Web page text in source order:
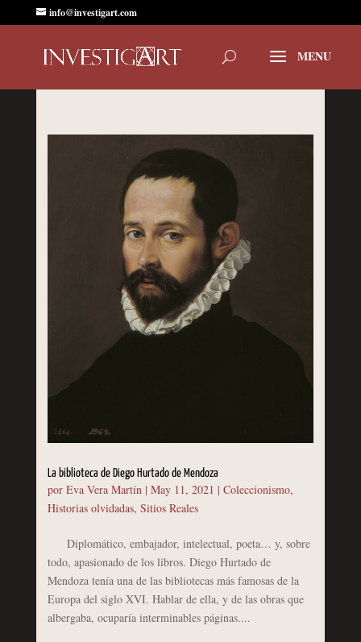
info@investigart.com
La biblioteca de Diego Hurtado de Mendoza
por Eva Vera Martín| May 11, 2021 | Coleccionismo,
Historias olvidadas, Sitios Reales
Diplomático, embajador, intelectual, poeta… y, sobre
todo, apasionado de los libros. Diego Hurtado de
Mendoza tenía una de las bibliotecas más famosas de la
Europa del siglo XVI. Hablar de ella, y de las obras que
albergaba, ocuparía interminables páginas....